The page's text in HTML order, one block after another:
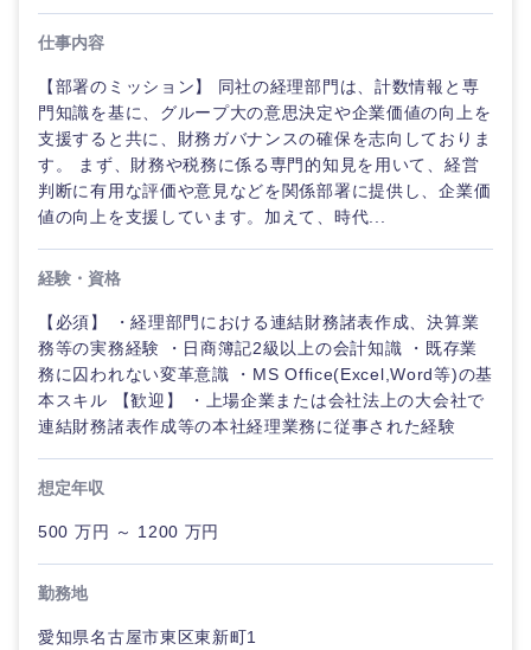
仕事内容
【部署のミッション】 同社の経理部門は、計数情報と専
門知識を基に、グループ大の意思決定や企業価値の向上を
支援すると共に、財務ガバナンスの確保を志向しておりま
す。 まず、財務や税務に係る専門的知見を用いて、経営
判断に有用な評価や意見などを関係部署に提供し、企業価
値の向上を支援しています。加えて、時代...
経験・資格
【必須】 ・経理部門における連結財務諸表作成、決算業
務等の実務経験 ・日商簿記2級以上の会計知識 ・既存業
務に囚われない変革意識 ・MS Office(Excel,Word等)の基
本スキル 【歓迎】 ・上場企業または会社法上の大会社で
連結財務諸表作成等の本社経理業務に従事された経験
想定年収
500 万円 ～ 1200 万円
勤務地
愛知県名古屋市東区東新町1